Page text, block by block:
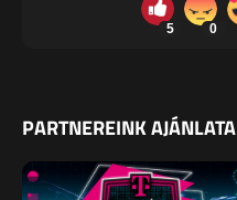
5 0
PARTNEREINK AJÁNLATA